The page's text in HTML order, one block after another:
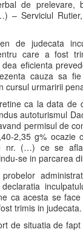
de prelevare,
– Serviciul
de judecata
care a fost
eficienta
cauza sa
cursul urmaririi
ca la data
autoturismul
permisul de
2,35 g% ocazie
nr. (…) ce se
se in parcarea
ca acesta se
trimis in judecata.
de situatia de